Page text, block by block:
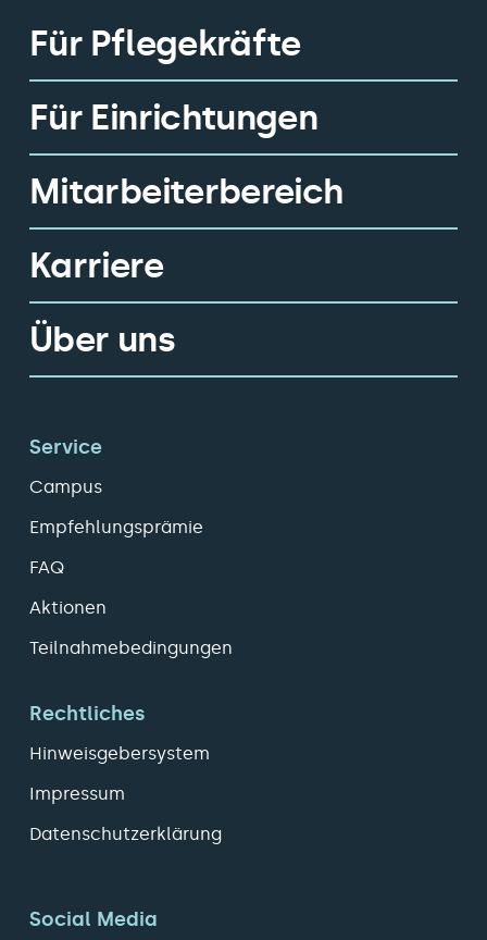
Für Pflegekräfte
Für Einrichtungen
Mitarbeiterbereich
Karriere
Über uns
Service
Campus
Empfehlungsprämie
FAQ
Aktionen
Teilnahmebedingungen
Rechtliches
Hinweisgebersystem
Impressum
Datenschutzerklärung
Social Media